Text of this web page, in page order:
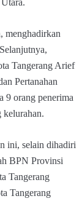
menghadirkan
Tangerang Arief
Pertanahan
9 orang penerima
kelurahan.
ini, selain dihadiri
BPN Provinsi
Tangerang
Tangerang